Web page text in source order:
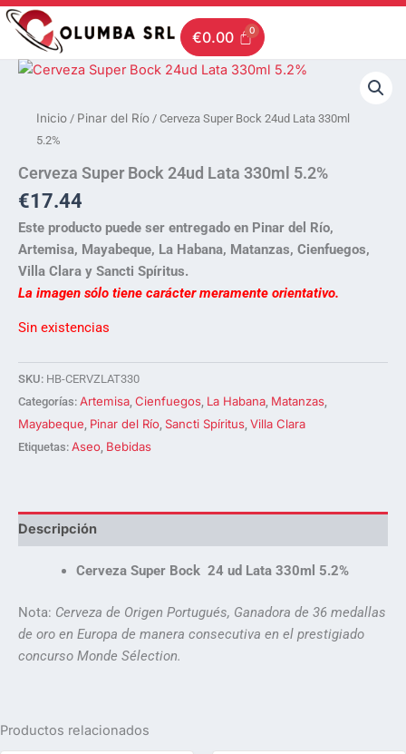
Ir
contenido
€0.00
Inicio / Pinar del Río / Cerveza Super Bock 24ud Lata 330ml
5.2%
Cerveza Super Bock 24ud Lata 330ml 5.2%
€17.44
Este producto puede ser entregado en Pinar del Río,
Artemisa, Mayabeque, La Habana, Matanzas, Cienfuegos,
Villa Clara y Sancti Spíritus.
La imagen sólo tiene carácter meramente orientativo.
Sin existencias
SKU: HB-CERVZLAT330
Categorías: Artemisa, Cienfuegos, La Habana, Matanzas,
Mayabeque, Pinar del Río, Sancti Spíritus, Villa Clara
Etiquetas: Aseo, Bebidas
Descripción
Cerveza Super Bock 24 ud Lata 330ml 5.2%
Nota: Cerveza de Origen Portugués, Ganadora de 36 medallas
de oro en Europa de manera consecutiva en el prestigiado
concurso Monde Sélection.
Productos relacionados